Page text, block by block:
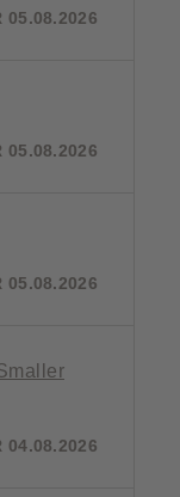
05.08.2026
05.08.2026
05.08.2026
04.08.2026